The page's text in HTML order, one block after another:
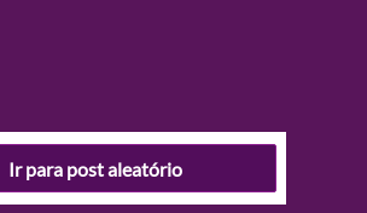
Ir para post aleatório